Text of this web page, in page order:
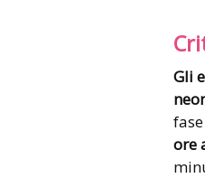
Gli
ore